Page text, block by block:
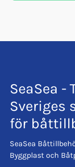
SeaSea
Sveriges
för
SeaSea
Byggplast och